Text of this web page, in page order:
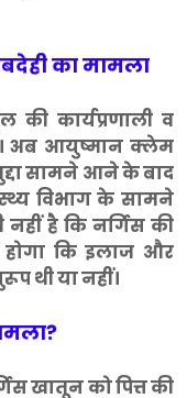
का मामला
की कार्यप्रणाली व
अब आयुष्मान क्लेम
सामने आने के बाद
विभाग के सामने
है कि नर्गिस की
कि इलाज और
थी या नहीं।
खातून को पित्त की